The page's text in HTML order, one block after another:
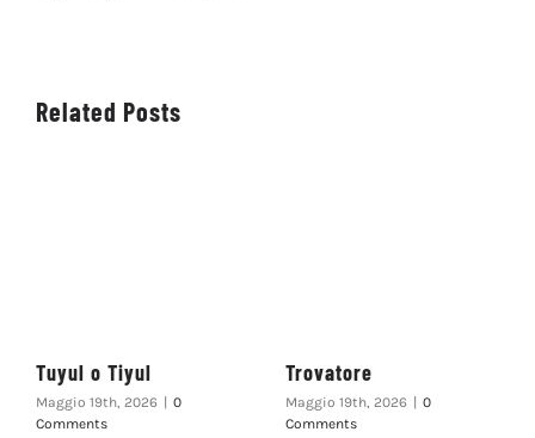
Related Posts
Tuyul o Tiyul
Maggio 19th, 2026
0
Comments
Trovatore
Maggio 19th, 2026
0
Comments